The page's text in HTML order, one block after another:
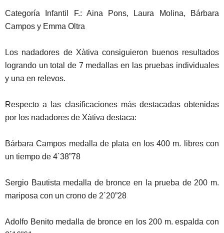
Categoría Infantil F.: Aina Pons, Laura Molina, Bárbara
Campos y Emma Oltra
Los nadadores de Xàtiva consiguieron buenos resultados
logrando un total de 7 medallas en las pruebas individuales
y una en relevos.
Respecto a las clasificaciones más destacadas obtenidas
por los nadadores de Xàtiva destaca:
Bárbara Campos medalla de plata en los 400 m. libres con
un tiempo de 4´38”78
Sergio Bautista medalla de bronce en la prueba de 200 m.
mariposa con un crono de 2´20”28
Adolfo Benito medalla de bronce en los 200 m. espalda con